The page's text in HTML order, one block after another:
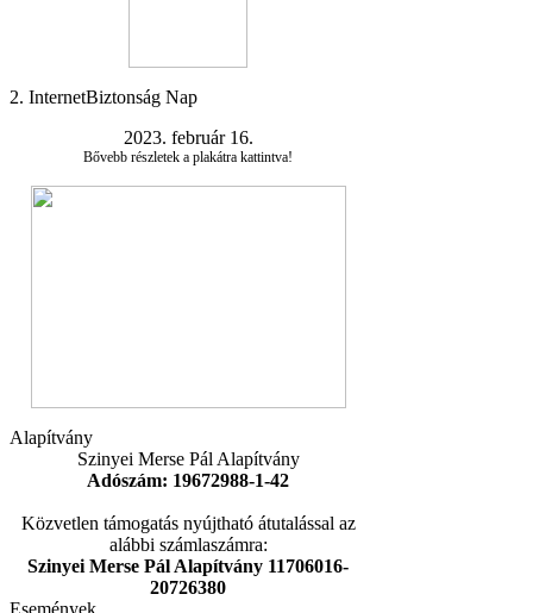
2. InternetBiztonság Nap
2023. február 16.
Bővebb részletek a plakátra kattintva!
Alapítvány
Szinyei Merse Pál Alapítvány
Adószám: 19672988-1-42
Közvetlen támogatás nyújtható átutalással az
alábbi számlaszámra:
Szinyei Merse Pál Alapítvány 11706016-
20726380
Események